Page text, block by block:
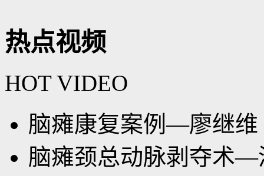
热点视频
HOT VIDEO
脑瘫康复案例—廖继维
脑瘫颈总动脉剥夺术—